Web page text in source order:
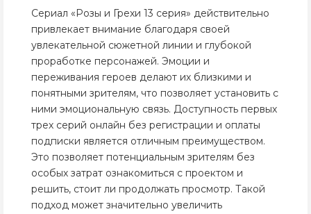
Сериал «Розы и Грехи 13 серия» действительно
привлекает внимание благодаря своей
увлекательной сюжетной линии и глубокой
проработке персонажей. Эмоции и
переживания героев делают их близкими и
понятными зрителям, что позволяет установить с
ними эмоциональную связь. Доступность первых
трех серий онлайн без регистрации и оплаты
подписки является отличным преимуществом.
Это позволяет потенциальным зрителям без
особых затрат ознакомиться с проектом и
решить, стоит ли продолжать просмотр. Такой
подход может значительно увеличить